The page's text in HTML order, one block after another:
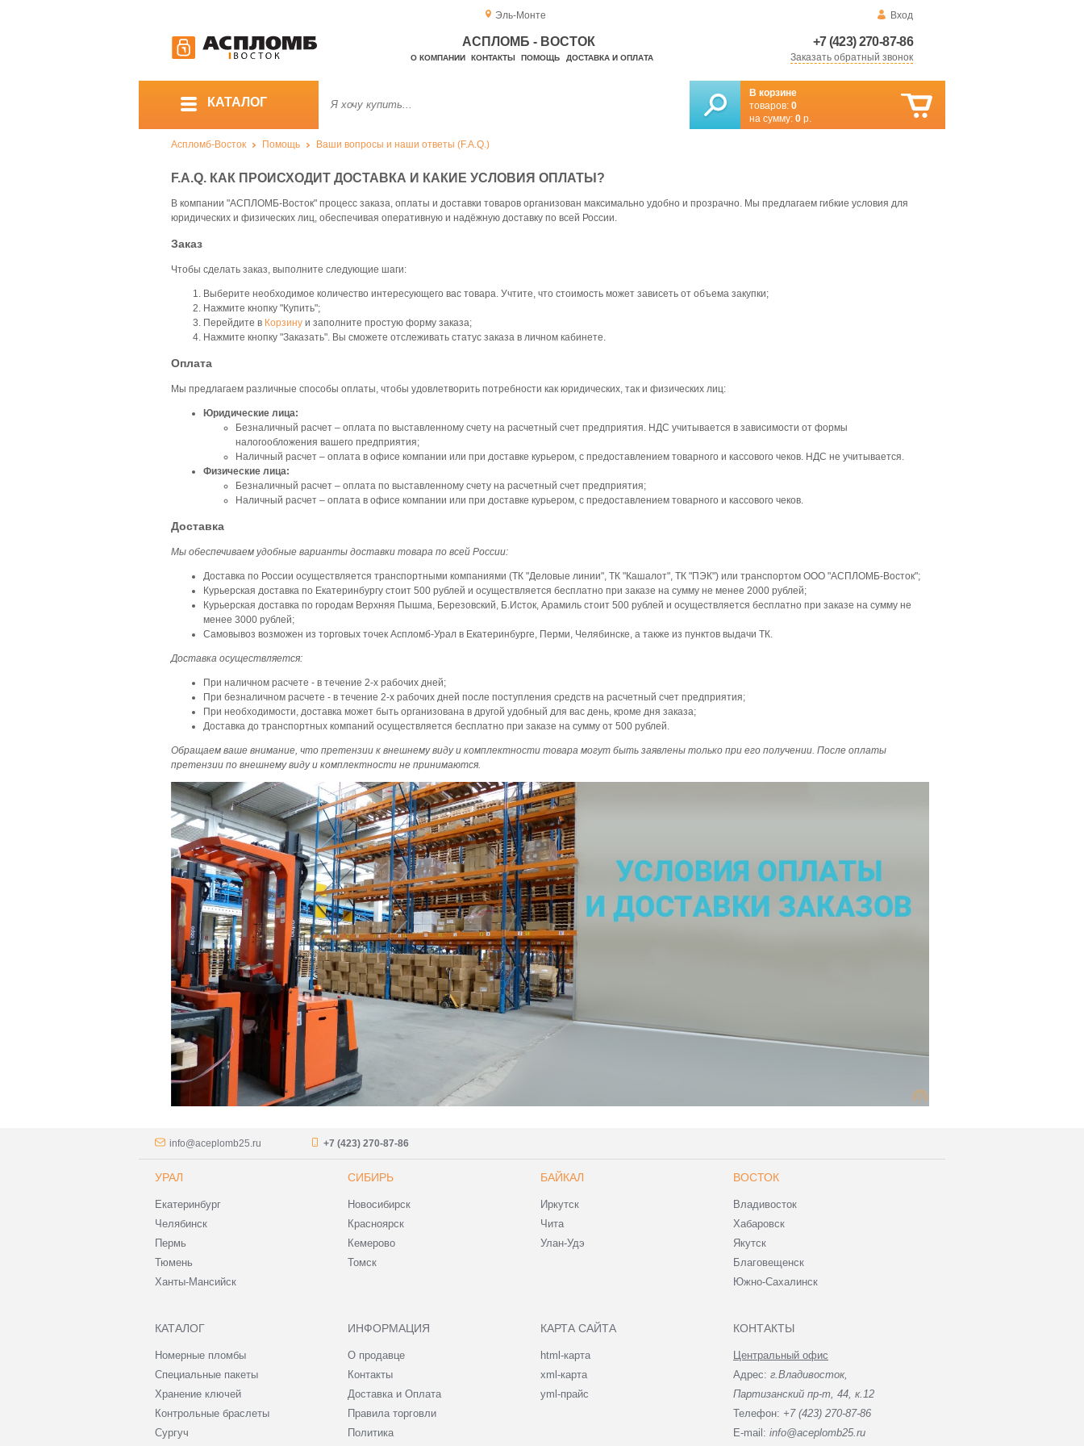
Эль-Монте Вход
+7 (423) 270-87-86
Заказать обратный звонок
АСПЛОМБ - ВОСТОК
О КОМПАНИИ КОНТАКТЫ ПОМОЩЬ ДОСТАВКА И ОПЛАТА
КАТАЛОГ
В корзине
товаров: 0
на сумму: 0 р.
Аспломб-Восток Помощь Ваши вопросы и наши ответы (F.A.Q.)
F.A.Q. КАК ПРОИСХОДИТ ДОСТАВКА И КАКИЕ УСЛОВИЯ ОПЛАТЫ?
В компании "АСПЛОМБ-Восток" процесс заказа, оплаты и доставки товаров организован максимально удобно и прозрачно. Мы предлагаем гибкие условия для
юридических и физических лиц, обеспечивая оперативную и надёжную доставку по всей России.
Заказ
Чтобы сделать заказ, выполните следующие шаги:
Выберите необходимое количество интересующего вас товара. Учтите, что стоимость может зависеть от объема закупки;
Нажмите кнопку "Купить";
Перейдите в Корзину и заполните простую форму заказа;
Нажмите кнопку "Заказать". Вы сможете отслеживать статус заказа в личном кабинете.
Оплата
Мы предлагаем различные способы оплаты, чтобы удовлетворить потребности как юридических, так и физических лиц:
Юридические лица:
Безналичный расчет – оплата по выставленному счету на расчетный счет предприятия. НДС учитывается в зависимости от формы
налогообложения вашего предприятия;
Наличный расчет – оплата в офисе компании или при доставке курьером, с предоставлением товарного и кассового чеков. НДС не учитывается.
Физические лица:
Безналичный расчет – оплата по выставленному счету на расчетный счет предприятия;
Наличный расчет – оплата в офисе компании или при доставке курьером, с предоставлением товарного и кассового чеков.
Доставка
Мы обеспечиваем удобные варианты доставки товара по всей России:
Доставка по России осуществляется транспортными компаниями (ТК "Деловые линии", ТК "Кашалот", ТК "ПЭК") или транспортом ООО "АСПЛОМБ-Восток";
Курьерская доставка по Екатеринбургу стоит 500 рублей и осуществляется бесплатно при заказе на сумму не менее 2000 рублей;
Курьерская доставка по городам Верхняя Пышма, Березовский, Б.Исток, Арамиль стоит 500 рублей и осуществляется бесплатно при заказе на сумму не
менее 3000 рублей;
Самовывоз возможен из торговых точек Аспломб-Урал в Екатеринбурге, Перми, Челябинске, а также из пунктов выдачи ТК.
Доставка осуществляется:
При наличном расчете - в течение 2-х рабочих дней;
При безналичном расчете - в течение 2-х рабочих дней после поступления средств на расчетный счет предприятия;
При необходимости, доставка может быть организована в другой удобный для вас день, кроме дня заказа;
Доставка до транспортных компаний осуществляется бесплатно при заказе на сумму от 500 рублей.
Обращаем ваше внимание, что претензии к внешнему виду и комплектности товара могут быть заявлены только при его получении. После оплаты
претензии по внешнему виду и комплектности не принимаются.
info@aceplomb25.ru +7 (423) 270-87-86
УРАЛ
Екатеринбург
Челябинск
Пермь
Тюмень
Ханты-Мансийск
СИБИРЬ
Новосибирск
Красноярск
Кемерово
Томск
БАЙКАЛ
Иркутск
Чита
Улан-Удэ
ВОСТОК
Владивосток
Хабаровск
Якутск
Благовещенск
Южно-Сахалинск
КАТАЛОГ
Номерные пломбы
Специальные пакеты
Хранение ключей
Контрольные браслеты
Сургуч
ИНФОРМАЦИЯ
О продавце
Контакты
Доставка и Оплата
Правила торговли
Политика
КАРТА САЙТА
html-карта
xml-карта
yml-прайс
КОНТАКТЫ
Центральный офис
Адрес: г.Владивосток,
Партизанский пр-т, 44, к.12
Телефон: +7 (423) 270-87-86
E-mail: info@aceplomb25.ru